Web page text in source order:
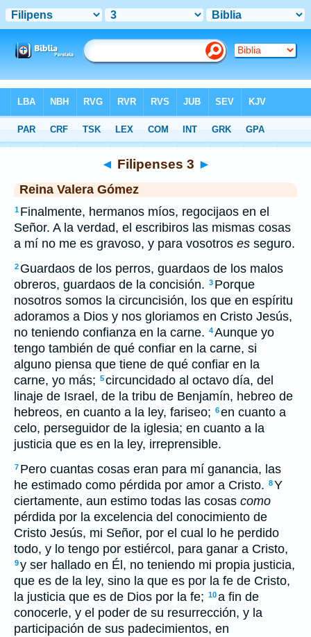
>RVG> Filipenses 3
◄ Filipenses 3 ►
Reina Valera Gómez
1 Finalmente, hermanos míos, regocijaos en el
Señor. A la verdad, el escribiros las mismas cosas
a mí no me es gravoso, y para vosotros es seguro.
2 Guardaos de los perros, guardaos de los malos
obreros, guardaos de la concisión. 3 Porque
nosotros somos la circuncisión, los que en espíritu
adoramos a Dios y nos gloriamos en Cristo Jesús,
no teniendo confianza en la carne. 4Aunque yo
tengo también de qué confiar en la carne, si
alguno piensa que tiene de qué confiar en la
carne, yo más; 5circuncidado al octavo día, del
linaje de Israel, de la tribu de Benjamín, hebreo de
hebreos, en cuanto a la ley, fariseo; 6en cuanto a
celo, perseguidor de la iglesia; en cuanto a la
justicia que es en la ley, irreprensible.
7 Pero cuantas cosas eran para mí ganancia, las
he estimado como pérdida por amor a Cristo. 8Y
ciertamente, aun estimo todas las cosas como
pérdida por la excelencia del conocimiento de
Cristo Jesús, mi Señor, por el cual lo he perdido
todo, y lo tengo por estiércol, para ganar a Cristo,
9y ser hallado en Él, no teniendo mi propia justicia,
que es de la ley, sino la que es por la fe de Cristo,
la justicia que es de Dios por la fe; 10a fin de
conocerle, y el poder de su resurrección, y la
participación de sus padecimientos, en